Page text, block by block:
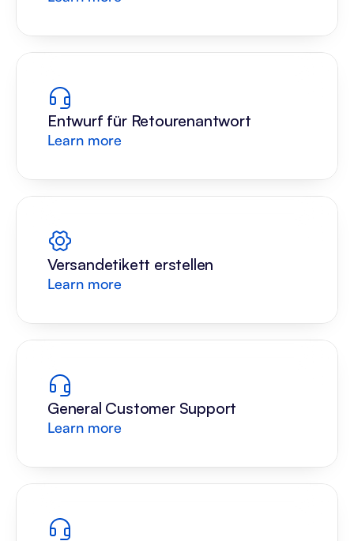
Entwurf für Retourenantwort
Learn more
Versandetikett erstellen
Learn more
General Customer Support
Learn more